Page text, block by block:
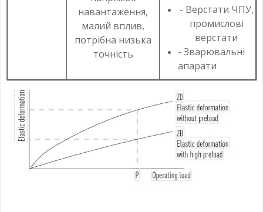
навантаження,
малий вплив,
потрібна низька
точність
- Верстати ЧПУ,
промислові
верстати
- Зварювальні
апарати